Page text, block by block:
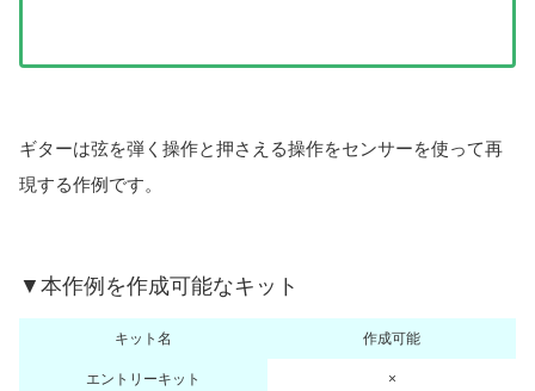
ギターは弦を弾く操作と押さえる操作をセンサーを使って再
現する作例です。
▼本作例を作成可能なキット
キット名 作成可能
エントリーキット ×